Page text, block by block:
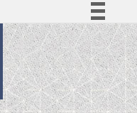
Simplifique!
Comunica BR
Participe
Acesso à informação